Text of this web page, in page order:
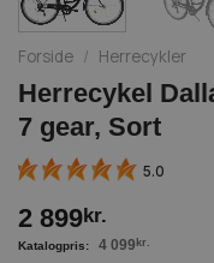
Forside / Herrecykler
Herrecykel
7 gear, Sort
5.0
2 899kr.
4 099 kr.